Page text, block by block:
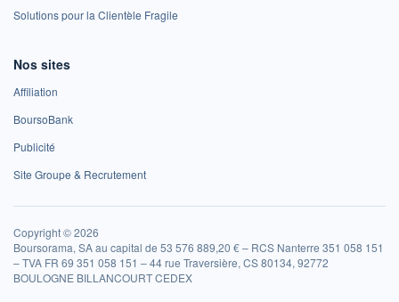
Solutions pour la Clientèle Fragile
Nos sites
Affiliation
BoursoBank
Publicité
Site Groupe & Recrutement
Copyright © 2026
Boursorama, SA au capital de 53 576 889,20 € – RCS Nanterre 351 058 151
– TVA FR 69 351 058 151 – 44 rue Traversière, CS 80134, 92772
BOULOGNE BILLANCOURT CEDEX